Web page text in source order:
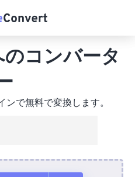
コンバータ
ンで無料で変換します。